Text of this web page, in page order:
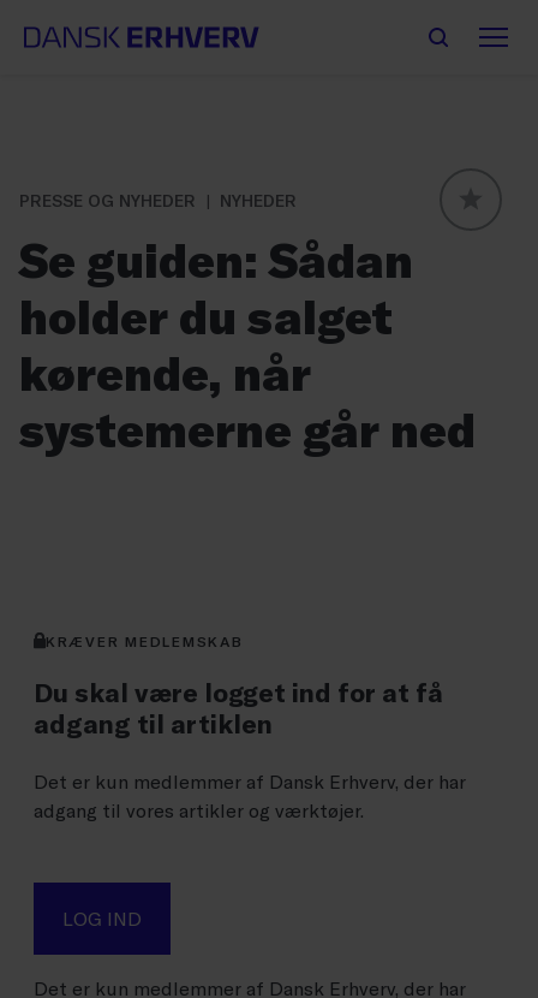
PRESSE OG NYHEDER
NYHEDER
Se guiden: Sådan
holder du salget
kørende, når
systemerne går ned
KRÆVER MEDLEMSKAB
Du skal være logget ind for at få
adgang til artiklen
Det er kun medlemmer af Dansk Erhverv, der har
adgang til vores artikler og værktøjer.
LOG IND
Det er kun medlemmer af Dansk Erhverv, der har